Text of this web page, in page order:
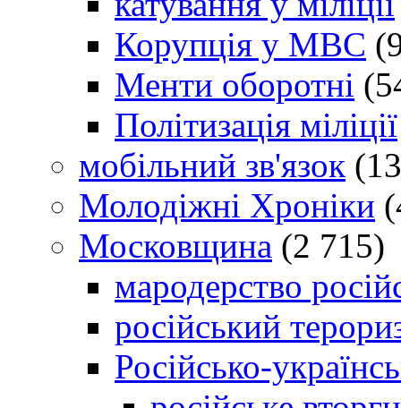
Корупція у МВС
Менти оборотні
Політизація міліції
мобільний зв'язок
Молодіжні Хроніки
Московщина (2 715)
мародерство
російський
Російсько-